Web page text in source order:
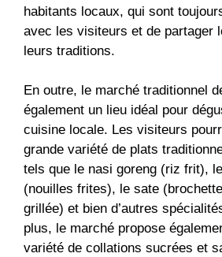
habitants locaux, qui sont
avec les visiteurs et de partager
leurs traditions.
En outre, le marché traditionnel
également un lieu idéal pour
cuisine locale. Les visiteurs
grande variété de plats
tels que le nasi goreng (riz frit),
(nouilles frites), le sate
grillée) et bien d’autres
plus, le marché propose
variété de collations sucrées et